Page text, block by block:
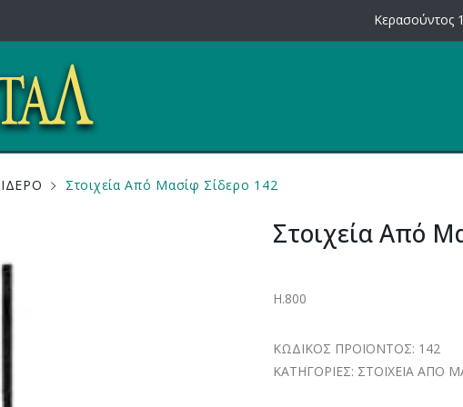
Κερασούντος
Στοιχεία Από Μασίφ Σίδερο 142
Στοιχεία Από
Η.800
ΚΩΔΙΚΟΣ ΠΡΟΪΟΝΤΟΣ: 142
ΚΑΤΗΓΟΡΙΕΣ: ΣΤΟΙΧΕΙΑ ΑΠΟ